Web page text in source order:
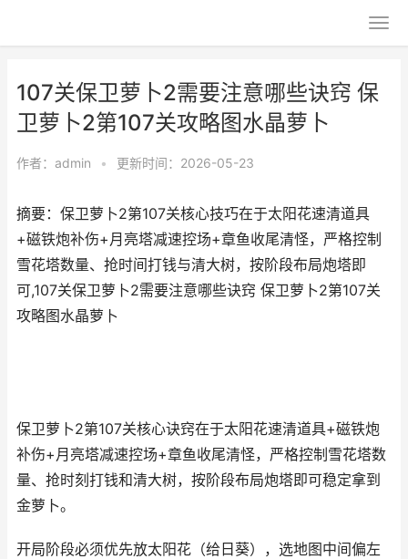
107关保卫萝卜2需要注意哪些诀窍 保
卫萝卜2第107关攻略图水晶萝卜
作者： admin • 更新时间：2026-05-23
摘要：保卫萝卜2第107关核心技巧在于太阳花速清道具
+磁铁炮补伤+月亮塔减速控场+章鱼收尾清怪，严格控制
雪花塔数量、抢时间打钱与清大树，按阶段布局炮塔即
可,107关保卫萝卜2需要注意哪些诀窍 保卫萝卜2第107关
攻略图水晶萝卜
保卫萝卜2第107关核心诀窍在于太阳花速清道具+磁铁炮
补伤+月亮塔减速控场+章鱼收尾清怪，严格控制雪花塔数
量、抢时刻打钱和清大树，按阶段布局炮塔即可稳定拿到
金萝卜。
开局阶段必须优先放太阳花（给日葵），选地图中间偏左